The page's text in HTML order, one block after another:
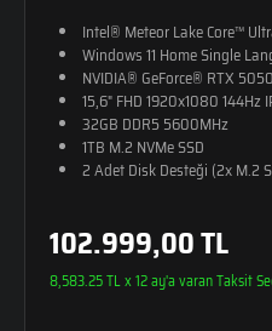
Intel® Meteor Lake Core™
Windows 11 Home Single
NVIDIA® GeForce® RTX
15,6" FHD 1920x1080 144Hz
32GB DDR5 5600MHz
1TB M.2 NVMe SSD
2 Adet Disk Desteği (2x M.2
2,25kg Ağırlık
Monster Sırt Çantası Hediye
102.999,00 TL
8,583.25 TL x 12 ay'a varan Taksit